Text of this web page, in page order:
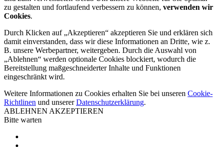
zu gestalten und fortlaufend verbessern zu können, verwenden wir
Cookies.
Durch Klicken auf „Akzeptieren“ akzeptieren Sie und erklären sich
damit einverstanden, dass wir diese Informationen an Dritte, wie z.
B. unsere Werbepartner, weitergeben. Durch die Auswahl von
„Ablehnen“ werden optionale Cookies blockiert, wodurch die
Bereitstellung maßgeschneiderter Inhalte und Funktionen
eingeschränkt wird.
Weitere Informationen zu Cookies erhalten Sie bei unseren Cookie-
Richtlinen und unsererDatenschutzerklärung.
ABLEHNEN AKZEPTIEREN
Bitte warten